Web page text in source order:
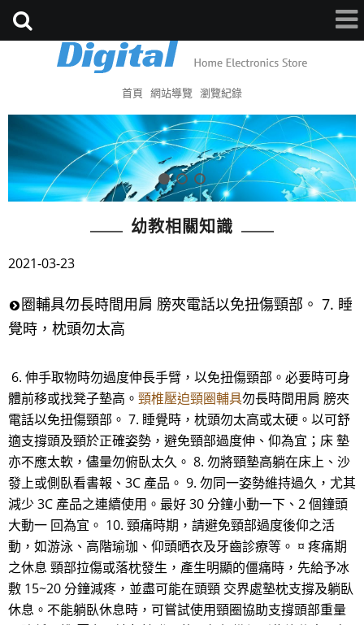
首頁 網站導覽 瀏覽紀錄
幼教相關知識
2021-03-23
圈輔具勿長時間用肩 膀夾電話以免扭傷頸部。 7. 睡
覺時，枕頭勿太高
6. 伸手取物時勿過度伸長手臂，以免扭傷頸部。必要時可身
體前移或找凳子墊高。 頸椎壓迫頸圈輔具勿長時間用肩 膀夾
電話以免扭傷頸部。 7. 睡覺時，枕頭勿太高或太硬。以可舒
適支撐頭及頸於正確姿勢，避免頸部過度伸、仰為宜；床 墊
亦不應太軟，儘量勿俯臥太久。 8. 勿將頸墊高躺在床上、沙
發上或側臥看書報、3C 產品。 9. 勿同一姿勢維持過久，尤其
減少 3C 產品之連續使用。最好 30 分鐘小動一下、2 個鐘頭
大動一 回為宜。 10. 頸痛時期，請避免頸部過度後仰之活
動，如游泳、高階瑜珈、仰頭晒衣及牙齒診療等。 ¤ 疼痛期
之休息 頸部拉傷或落枕發生，產生明顯的僵痛時，先給予冰
敷 15~20 分鐘減疼，並盡可能在頭頸 交界處墊枕支撐及躺臥
休息。不能躺臥休息時，可嘗試使用頸圈協助支撐頭部重量